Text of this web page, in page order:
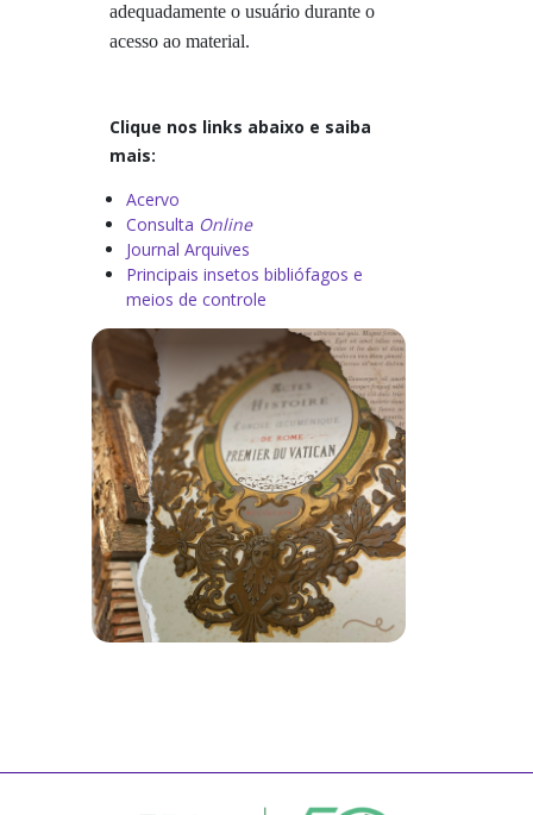
Histórico
Periódicos Online
Portal de Periódicos CAPES
Recursos Antiplágio
Sites Relacionados
adequadamente o usuário durante o
acesso ao material.
Clique nos links abaixo e saiba
mais:
Acervo
Consulta Online
Journal Arquives
Principais insetos bibliófagos e
meios de controle